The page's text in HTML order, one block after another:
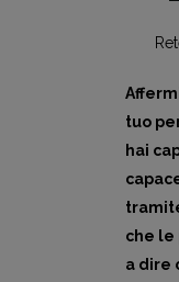
tuo
hai
che le
a dire